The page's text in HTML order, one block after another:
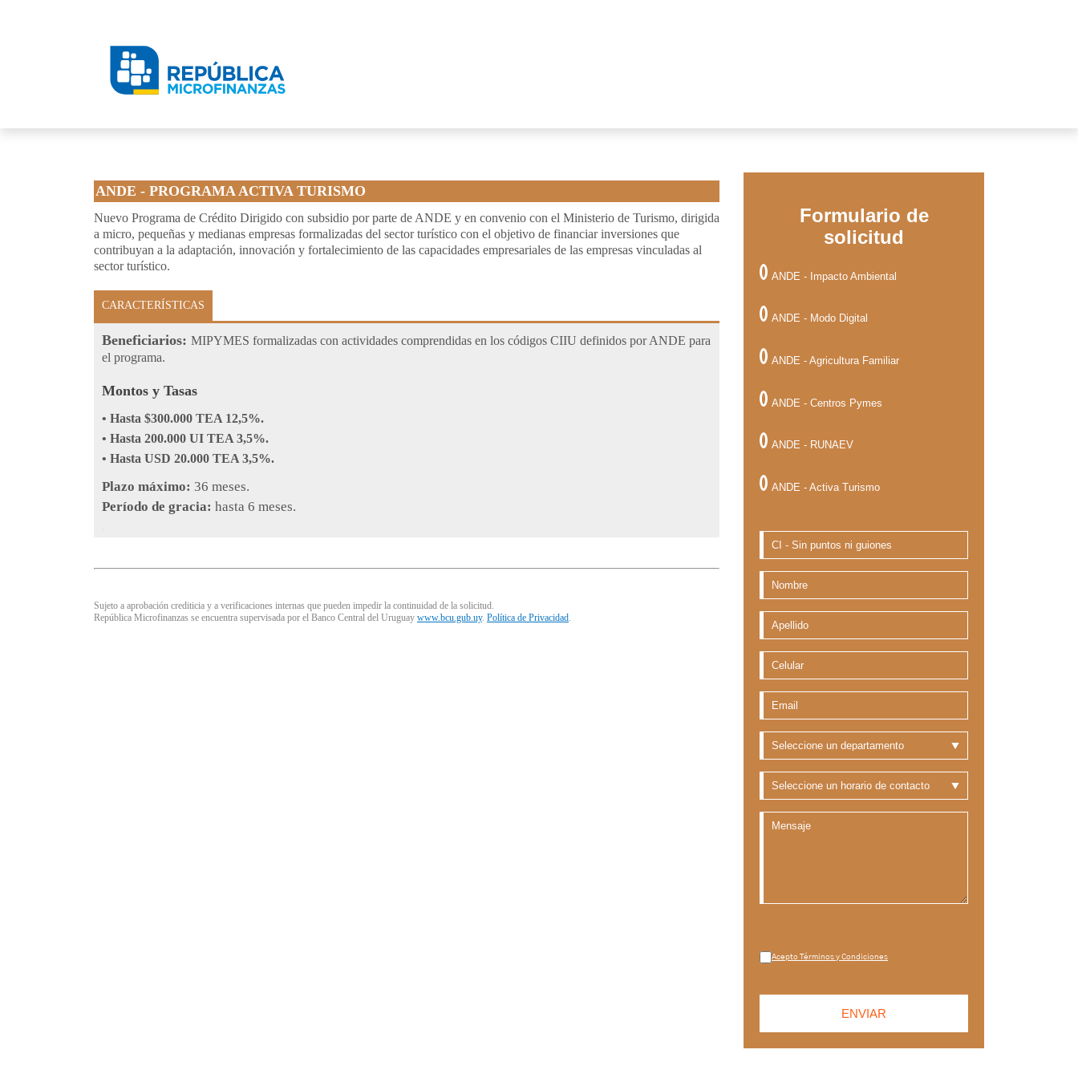
ANDE - PROGRAMA ACTIVA TURISMO
Nuevo Programa de Crédito Dirigido con subsidio por parte de ANDE y en convenio con el Ministerio de Turismo, dirigida
a micro, pequeñas y medianas empresas formalizadas del sector turístico con el objetivo de financiar inversiones que
contribuyan a la adaptación, innovación y fortalecimiento de las capacidades empresariales de las empresas vinculadas al
sector turístico.
CARACTERÍSTICAS
Beneficiarios: MIPYMES formalizadas con actividades comprendidas en los códigos CIIU definidos por ANDE para
el programa.
Montos y Tasas
• Hasta $300.000 TEA 12,5%.
• Hasta 200.000 UI TEA 3,5%.
• Hasta USD 20.000 TEA 3,5%.
Plazo máximo: 36 meses.
Período de gracia: hasta 6 meses.
Sujeto a aprobación crediticia y a verificaciones internas que pueden impedir la continuidad de la solicitud.
República Microfinanzas se encuentra supervisada por el Banco Central del Uruguay www.bcu.gub.uy. Política de Privacidad.
Formulario de
solicitud
ANDE - Impacto Ambiental
ANDE - Modo Digital
ANDE - Agricultura Familiar
ANDE - Centros Pymes
ANDE - RUNAEV
ANDE - Activa Turismo
Acepto Términos y Condiciones